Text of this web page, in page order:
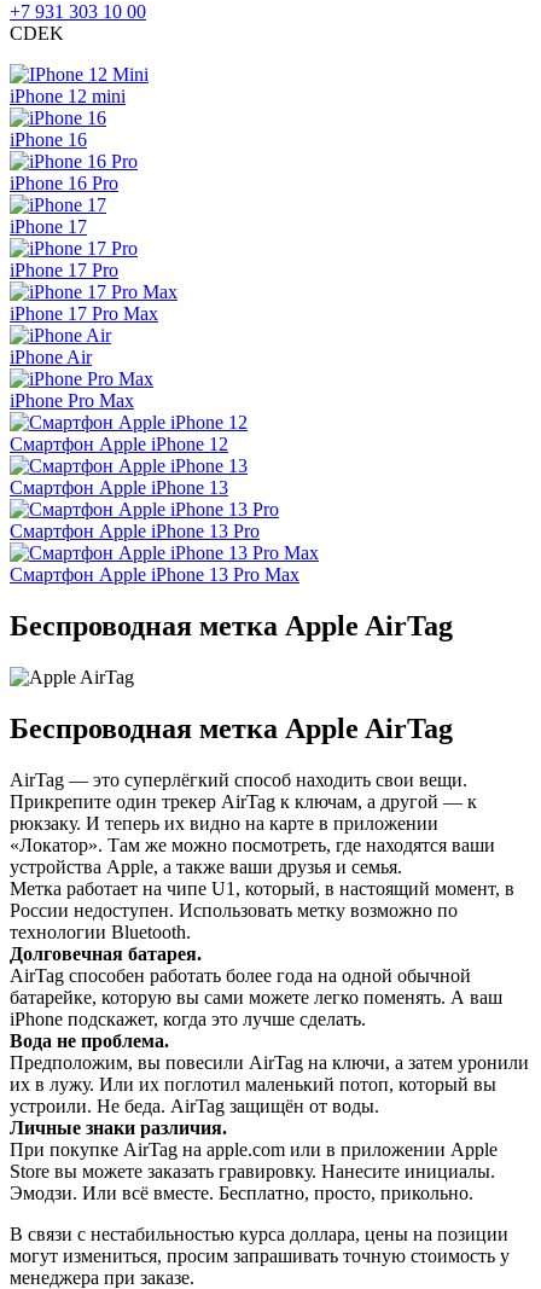
+7 931 303 10 00
CDEK
iPhone 12 mini
iPhone 16
iPhone 16 Pro
iPhone 17
iPhone 17 Pro
iPhone 17 Pro Max
iPhone Air
iPhone Pro Max
Смартфон Apple iPhone 12
Смартфон Apple iPhone 13
Смартфон Apple iPhone 13 Pro
Смартфон Apple iPhone 13 Pro Max
Беспроводная метка Apple AirTag
Беспроводная метка Apple AirTag
AirTag — это суперлёгкий способ находить свои вещи.
Прикрепите один трекер AirTag к ключам, а другой — к
рюкзаку. И теперь их видно на карте в приложении
«Локатор». Там же можно посмотреть, где находятся ваши
устройства Apple, а также ваши друзья и семья.
Метка работает на чипе U1, который, в настоящий момент, в
России недоступен. Использовать метку возможно по
технологии Bluetooth.
Долговечная батарея.
AirTag способен работать более года на одной обычной
батарейке, которую вы сами можете легко поменять. А ваш
iPhone подскажет, когда это лучше сделать.
Вода не проблема.
Предположим, вы повесили AirTag на ключи, а затем уронили
их в лужу. Или их поглотил маленький потоп, который вы
устроили. Не беда. AirTag защищён от воды.
Личные знаки различия.
При покупке AirTag на apple.com или в приложении Apple
Store вы можете заказать гравировку. Нанесите инициалы.
Эмодзи. Или всё вместе. Бесплатно, просто, прикольно.
В связи с нестабильностью курса доллара, цены на позиции
могут измениться, просим запрашивать точную стоимость у
менеджера при заказе.